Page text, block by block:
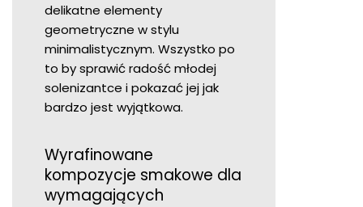
delikatne elementy
geometryczne w stylu
minimalistycznym. Wszystko po
to by sprawić radość młodej
solenizantce i pokazać jej jak
bardzo jest wyjątkowa.
Wyrafinowane
kompozycje smakowe dla
wymagających